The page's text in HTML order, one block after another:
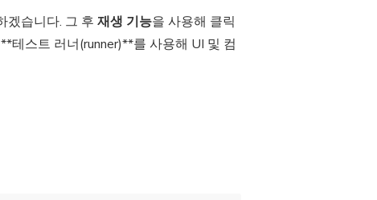
겠습니다. 그 후재생 기능을 사용해 클릭
테스트 러너(runner)**를 사용해 UI 및 컴